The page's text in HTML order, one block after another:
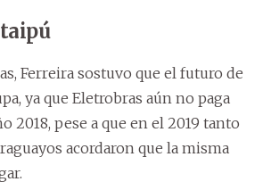
Ferreira sostuvo que el futuro de
ya que Eletrobras aún no paga
2018, pese a que en el 2019 tanto
acordaron que la misma